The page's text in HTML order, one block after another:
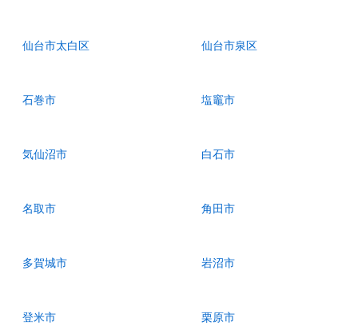
仙台市太白区 仙台市泉区
石巻市 塩竈市
気仙沼市 白石市
名取市 角田市
多賀城市 岩沼市
登米市 栗原市